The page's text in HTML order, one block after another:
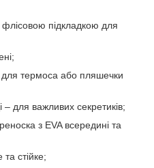
підкладкою для
для термоса або пляшечки
для важливих секретиків;
з EVA всередині та
стійке;